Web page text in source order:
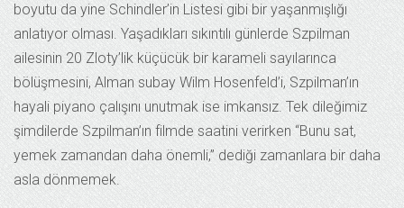
boyutu da yine Schindler’in Listesi gibi bir yaşanmışlığı
anlatıyor olması. Yaşadıkları sıkıntılı günlerde Szpilman
ailesinin 20 Zloty’lik küçücük bir karameli sayılarınca
bölüşmesini, Alman subay Wilm Hosenfeld’i, Szpilman’ın
hayali piyano çalışını unutmak ise imkansız. Tek dileğimiz
şimdilerde Szpilman’ın filmde saatini verirken “Bunu sat,
yemek zamandan daha önemli,” dediği zamanlara bir daha
asla dönmemek.